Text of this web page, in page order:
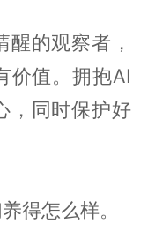
的观察者，
价值。拥抱AI
，同时保护好
得怎么样。